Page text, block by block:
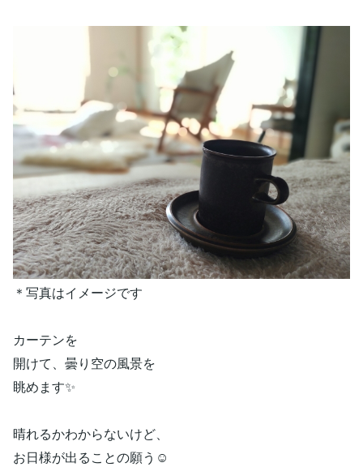
＊写真はイメージです
カーテンを
開けて、曇り空の風景を
眺めます✨
晴れるかわからないけど、
お日様が出ることの願う☺️